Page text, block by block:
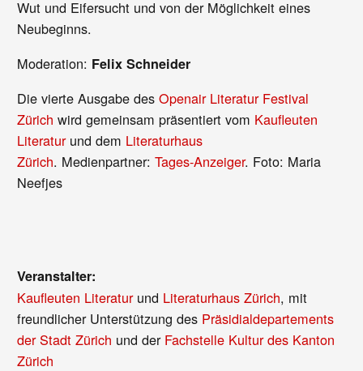
Wut und Eifersucht und von der Möglichkeit eines
Neubeginns.
Moderation: Felix Schneider
Die vierte Ausgabe desOpenair Literatur Festival
Zürich wird gemeinsam präsentiert vom Kaufleuten
Literaturund dem Literaturhaus
Zürich. Medienpartner:Tages-Anzeiger. Foto: Maria
Neefjes
Veranstalter:
Kaufleuten Literaturund Literaturhaus Zürich, mit
freundlicher Unterstützung des Präsidialdepartements
der Stadt Zürich und der Fachstelle Kultur des Kanton
Zürich